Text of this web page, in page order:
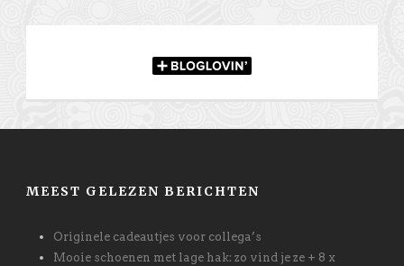
MEEST GELEZEN BERICHTEN
Originele cadeautjes voor collega’s
Mooie schoenen met lage hak: zo vind je ze + 8 x